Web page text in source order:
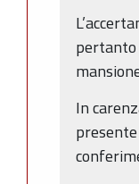
pertanto
In